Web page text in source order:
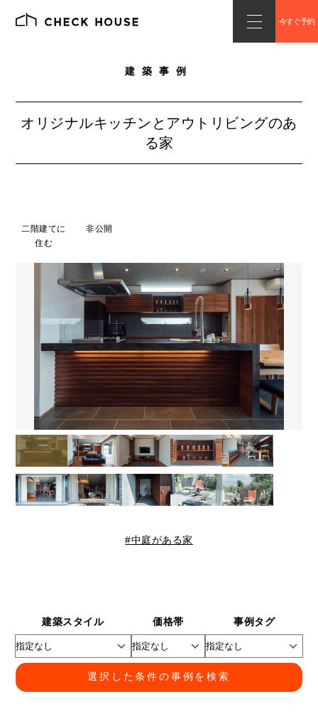
今すぐ予約
建築事例
オリジナルキッチンとアウトリビングのあ
る家
二階建てに
住む
非公開
中庭がある家
建築スタイル 価格帯 事例タグ
選択した条件の事例を検索